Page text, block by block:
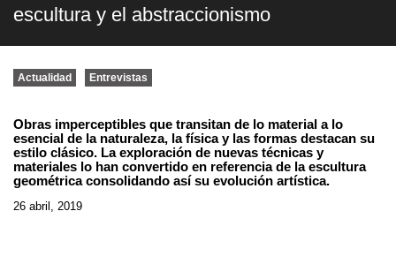
escultura y el abstraccionismo
Actualidad Entrevistas
Obras imperceptibles que transitan de lo material a lo
esencial de la naturaleza, la física y las formas destacan su
estilo clásico. La exploración de nuevas técnicas y
materiales lo han convertido en referencia de la escultura
geométrica consolidando así su evolución artística.
26 abril, 2019